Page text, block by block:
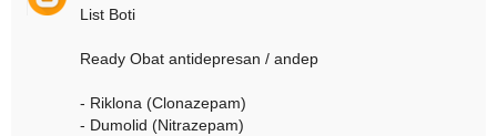
List Boti
Ready Obat antidepresan / andep
- Riklona (Clonazepam)
- Dumolid (Nitrazepam)